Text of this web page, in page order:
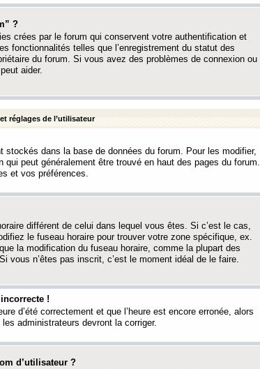
?
crées par le forum qui conservent votre authentification et
fonctionnalités telles que l’enregistrement du statut des
du forum. Si vous avez des problèmes de connexion ou
aider.
réglages de l’utilisateur
dans la base de données du forum. Pour les modifier,
peut généralement être trouvé en haut des pages du forum.
et vos préférences.
différent de celui dans lequel vous êtes. Si c’est le cas,
le fuseau horaire pour trouver votre zone spécifique, ex.
la modification du fuseau horaire, comme la plupart des
vous n’êtes pas inscrit, c’est le moment idéal de le faire.
!
d’été correctement et que l’heure est encore erronée, alors
administrateurs devront la corriger.
d’utilisateur ?